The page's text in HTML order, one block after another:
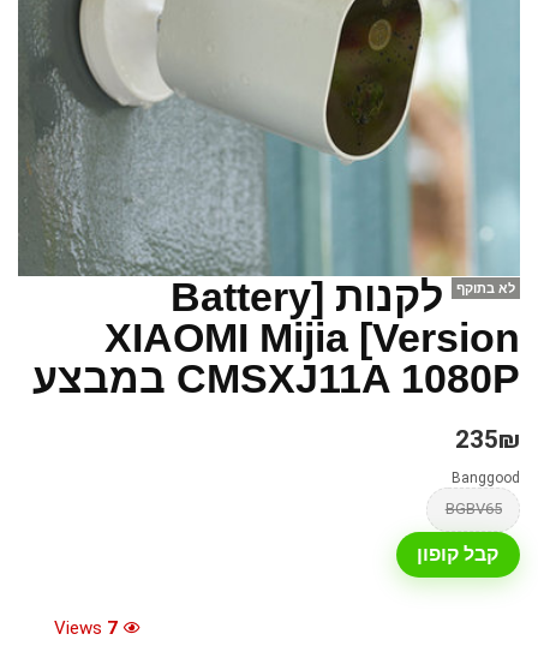
לא בתוקף
לקנות [Battery
Version] XIAOMI Mijia
CMSXJ11A 1080P במבצע
235₪
Banggood
BGBV65
קבל קופון
7